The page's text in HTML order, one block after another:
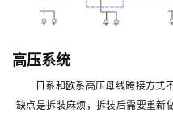
高压系统
日系和欧系高压母线跨接方式
缺点是拆装麻烦，拆装后需要重新